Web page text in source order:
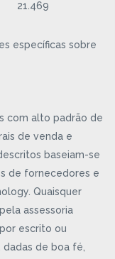
21.469
específicas sobre
com alto padrão de
de venda e
baseiam-se
de fornecedores e
Quaisquer
assessoria
escrito ou
de boa fé,